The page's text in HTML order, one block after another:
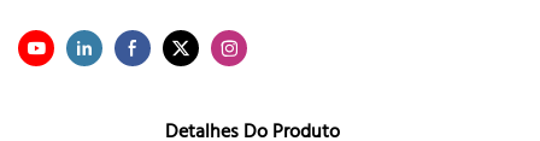
Detalhes Do Produto